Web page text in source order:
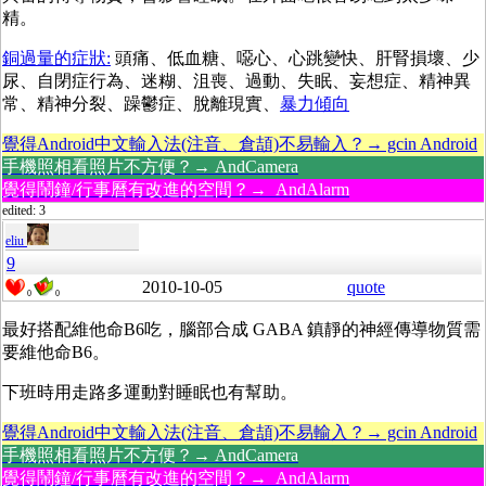
精。
銅過量的症狀: 頭痛、低血糖、噁心、心跳變快、肝腎損壞、少
尿、自閉症行為、迷糊、沮喪、過動、失眠、妄想症、精神異
常、精神分裂、躁鬱症、脫離現實、 暴力傾向
覺得Android中文輸入法(注音、倉頡)不易輸入？→ gcin Android
手機照相看照片不方便？→ AndCamera
覺得鬧鐘/行事曆有改進的空間？→ AndAlarm
edited: 3
eliu
9
0 0 2010-10-05 quote
最好搭配維他命B6吃，腦部合成 GABA 鎮靜的神經傳導物質需
要維他命B6。
下班時用走路多運動對睡眠也有幫助。
覺得Android中文輸入法(注音、倉頡)不易輸入？→ gcin Android
手機照相看照片不方便？→ AndCamera
覺得鬧鐘/行事曆有改進的空間？→ AndAlarm